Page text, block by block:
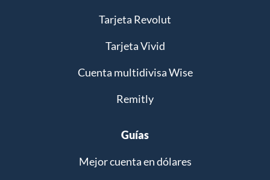
Tarjeta Revolut
Tarjeta Vivid
Cuenta multidivisa Wise
Remitly
Guías
Mejor cuenta en dólares